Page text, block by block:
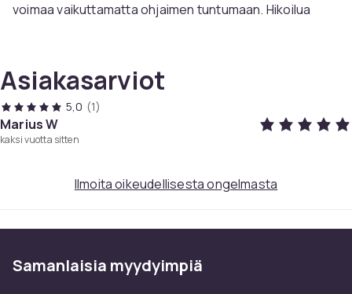
voimaa vaikuttamatta ohjaimen tuntumaan. Hikoilua
tarkkuusleikkausteknologian ansiosta, ja se tarttuu
helposti päälle ammattilaislaatuisten 3M-tarrojen
avulla.
perustuu nestemäiseen erikoiskumiin, mikä tarjoaa
kun kädet ovat hikiset, se vähentää riskiä pudottaa
Asiakasarviot
5,0 (1)
Marius W
kaksi vuotta sitten
Ilmoita oikeudellisesta ongelmasta
Samanlaisia ​​myydyimpiä